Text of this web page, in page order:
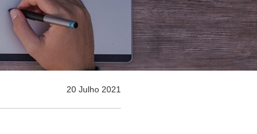
20 Julho 2021